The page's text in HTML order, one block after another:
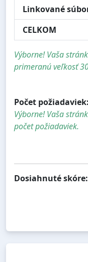
Linkované
CELKOM
Výborne! Vaša
primeranú veľkosť
Počet požiadaviek:
Výborne! Vaša
počet požiadaviek.
Dosiahnuté skóre: